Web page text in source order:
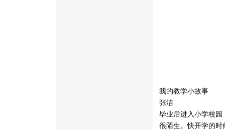
我的教学小故事
张洁
毕业后进入小学校
很陌生。快开学的